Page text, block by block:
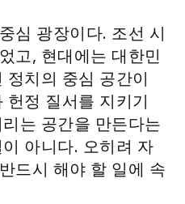
심 광장이다. 조선 시
고, 현대에는 대한민
치의 중심 공간이
정 질서를 지키기
는 공간을 만든다는
아니다. 오히려 자
드시 해야 할 일에 속